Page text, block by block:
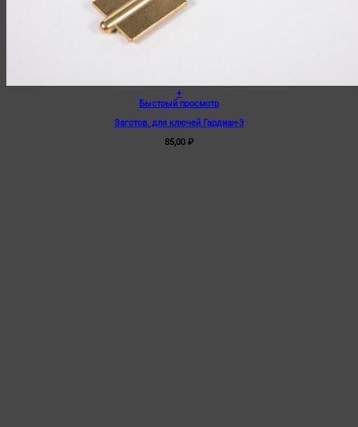
+
Быстрый просмотр
Заготов. для ключей Гардиан-3
85,00 ₽